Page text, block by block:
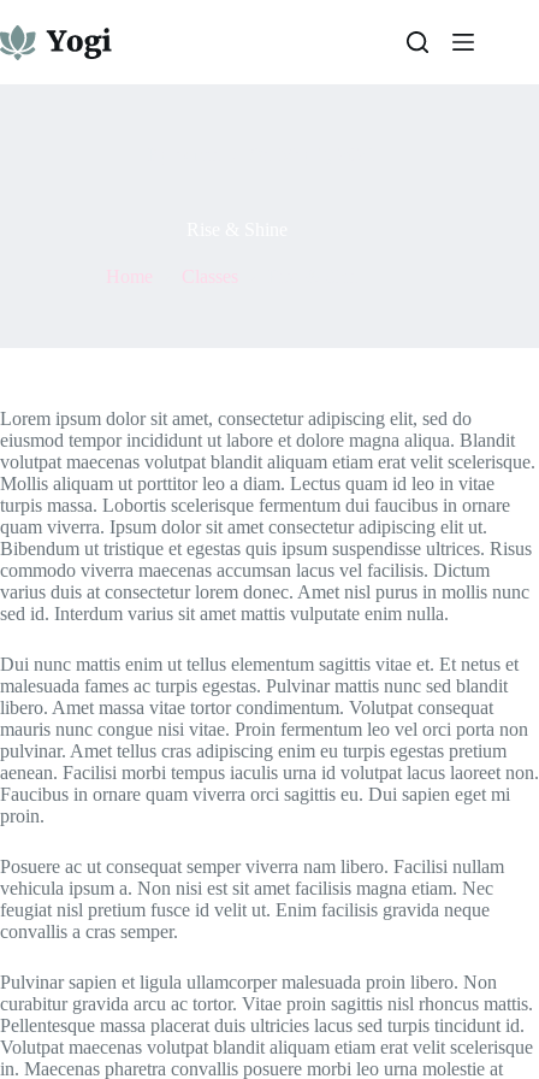
to
content
Lorem ipsum dolor sit amet, consectetur adipiscing elit, sed do
eiusmod tempor incididunt ut labore et dolore magna aliqua. Blandit
volutpat maecenas volutpat blandit aliquam etiam erat velit scelerisque.
Mollis aliquam ut porttitor leo a diam. Lectus quam id leo in vitae
turpis massa. Lobortis scelerisque fermentum dui faucibus in ornare
quam viverra. Ipsum dolor sit amet consectetur adipiscing elit ut.
Bibendum ut tristique et egestas quis ipsum suspendisse ultrices. Risus
commodo viverra maecenas accumsan lacus vel facilisis. Dictum
varius duis at consectetur lorem donec. Amet nisl purus in mollis nunc
sed id. Interdum varius sit amet mattis vulputate enim nulla.
Dui nunc mattis enim ut tellus elementum sagittis vitae et. Et netus et
malesuada fames ac turpis egestas. Pulvinar mattis nunc sed blandit
libero. Amet massa vitae tortor condimentum. Volutpat consequat
mauris nunc congue nisi vitae. Proin fermentum leo vel orci porta non
pulvinar. Amet tellus cras adipiscing enim eu turpis egestas pretium
aenean. Facilisi morbi tempus iaculis urna id volutpat lacus laoreet non.
Faucibus in ornare quam viverra orci sagittis eu. Dui sapien eget mi
proin.
Posuere ac ut consequat semper viverra nam libero. Facilisi nullam
vehicula ipsum a. Non nisi est sit amet facilisis magna etiam. Nec
feugiat nisl pretium fusce id velit ut. Enim facilisis gravida neque
convallis a cras semper.
Pulvinar sapien et ligula ullamcorper malesuada proin libero. Non
curabitur gravida arcu ac tortor. Vitae proin sagittis nisl rhoncus mattis.
Pellentesque massa placerat duis ultricies lacus sed turpis tincidunt id.
Volutpat maecenas volutpat blandit aliquam etiam erat velit scelerisque
in. Maecenas pharetra convallis posuere morbi leo urna molestie at